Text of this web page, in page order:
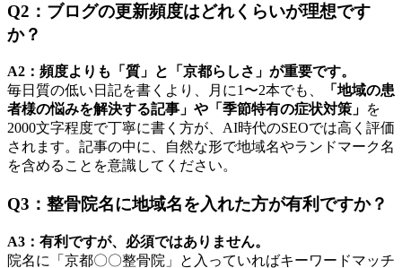
Q2：ブログの更新頻度はどれくらいが理想です
か？
A2：頻度よりも「質」と「京都らしさ」が重要です。
毎日質の低い日記を書くより、月に1〜2本でも、
「地域の患
者様の悩みを解決する記事」や「季節特有の症状対策」 を
2000文字程度で丁寧に書く方が、AI時代のSEOでは高く評価
されます。記事の中に、自然な形で地域名やランドマーク名
を含めることを意識してください。
Q3：整骨院名に地域名を入れた方が有利ですか？
A3：有利ですが、必須ではありません。
院名に「京都〇〇整骨院」と入っていればキーワードマッチ